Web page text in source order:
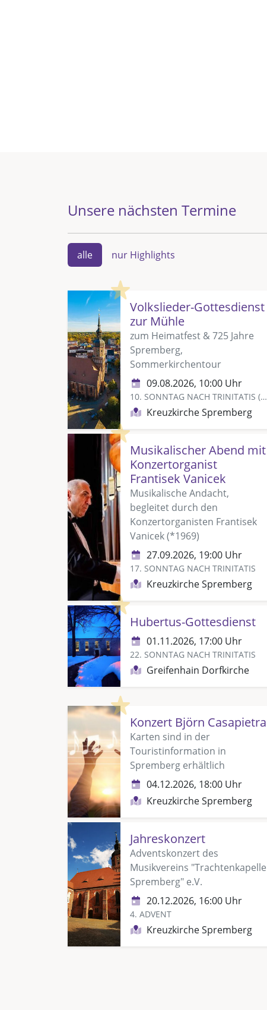
Unsere nächsten Termine
alle nur Highlights
Highlight
Volkslieder-Gottesdienst
zur Mühle
zum Heimatfest & 725 Jahre
Spremberg,
Sommerkirchentour
09.08.2026, 10:00 Uhr
10. SONNTAG NACH TRINITATIS (ISRAELSONNTAG)
Kreuzkirche Spremberg
Highlight
Musikalischer Abend mit
Konzertorganist
Frantisek Vanicek
Musikalische Andacht,
begleitet durch den
Konzertorganisten Frantisek
Vanicek (*1969)
27.09.2026, 19:00 Uhr
17. SONNTAG NACH TRINITATIS
Kreuzkirche Spremberg
Highlight
Hubertus-Gottesdienst
01.11.2026, 17:00 Uhr
22. SONNTAG NACH TRINITATIS
Greifenhain Dorfkirche
Highlight
Konzert Björn Casapietra
Karten sind in der
Touristinformation in
Spremberg erhältlich
04.12.2026, 18:00 Uhr
Kreuzkirche Spremberg
Jahreskonzert
Adventskonzert des
Musikvereins "Trachtenkapelle
Spremberg" e.V.
20.12.2026, 16:00 Uhr
4. ADVENT
Kreuzkirche Spremberg